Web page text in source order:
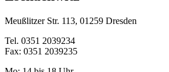
Meußlitzer Str. 113, 01259 Dresden
Tel. 0351 2039234
Fax: 0351 2039235